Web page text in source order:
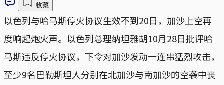
收藏
以色列与哈马斯停火协议生效不到20日，加沙上空再
度响起炮火声。以色列总理纳坦雅胡10月28日批评哈
马斯违反停火协议，下令对加沙发动一连串猛烈攻击，
至少9名巴勒斯坦人分别在北加沙与南加沙的空袭中丧